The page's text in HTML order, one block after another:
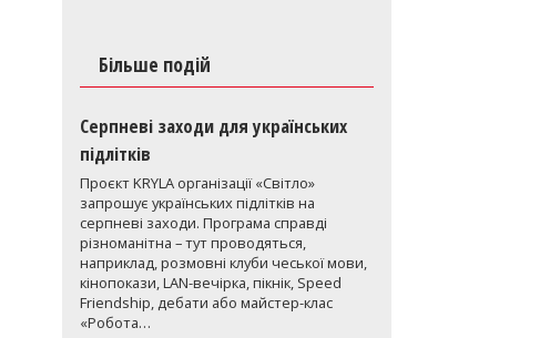
Більше подій
Серпневі заходи для українських
підлітків
Проєкт KRYLA організації «Світло»
запрошує українських підлітків на
серпневі заходи. Програма справді
різноманітна – тут проводяться,
наприклад, розмовні клуби чеської мови,
кінопокази, LAN-вечірка, пікнік, Speed
Friendship, дебати або майстер-клас
«Робота…